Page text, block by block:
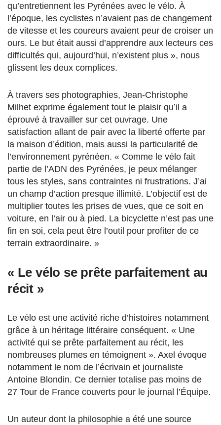
qu’entretiennent les Pyrénées avec le vélo. À
l’époque, les cyclistes n’avaient pas de changement
de vitesse et les coureurs avaient peur de croiser un
ours. Le but était aussi d’apprendre aux lecteurs ces
difficultés qui, aujourd’hui, n’existent plus », nous
glissent les deux complices.
À travers ses photographies, Jean-Christophe
Milhet exprime également tout le plaisir qu’il a
éprouvé à travailler sur cet ouvrage. Une
satisfaction allant de pair avec la liberté offerte par
la maison d’édition, mais aussi la particularité de
l’environnement pyrénéen. « Comme le vélo fait
partie de l’ADN des Pyrénées, je peux mélanger
tous les styles, sans contraintes ni frustrations. J’ai
un champ d’action presque illimité. L’objectif est de
multiplier toutes les prises de vues, que ce soit en
voiture, en l’air ou à pied. La bicyclette n’est pas une
fin en soi, cela peut être l’outil pour profiter de ce
terrain extraordinaire. »
« Le vélo se prête parfaitement au
récit »
Le vélo est une activité riche d’histoires notamment
grâce à un héritage littéraire conséquent. « Une
activité qui se prête parfaitement au récit, les
nombreuses plumes en témoignent ». Axel évoque
notamment le nom de l’écrivain et journaliste
Antoine Blondin. Ce dernier totalise pas moins de
27 Tour de France couverts pour le journal l’Équipe.
Un auteur dont la philosophie a été une source